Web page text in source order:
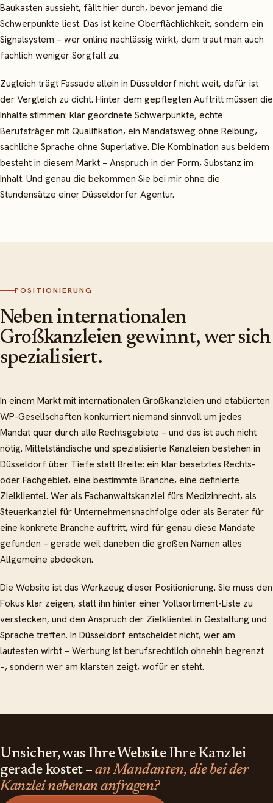
Baukasten aussieht, fällt hier durch, bevor jemand die
Schwerpunkte liest. Das ist keine Oberflächlichkeit, sondern ein
Signalsystem – wer online nachlässig wirkt, dem traut man auch
fachlich weniger Sorgfalt zu.
Zugleich trägt Fassade allein in Düsseldorf nicht weit, dafür ist
der Vergleich zu dicht. Hinter dem gepflegten Auftritt müssen die
Inhalte stimmen: klar geordnete Schwerpunkte, echte
Berufsträger mit Qualifikation, ein Mandatsweg ohne Reibung,
sachliche Sprache ohne Superlative. Die Kombination aus beidem
besteht in diesem Markt – Anspruch in der Form, Substanz im
Inhalt. Und genau die bekommen Sie bei mir ohne die
Stundensätze einer Düsseldorfer Agentur.
POSITIONIERUNG
Neben internationalen
Großkanzleien gewinnt, wer sich
spezialisiert.
In einem Markt mit internationalen Großkanzleien und etablierten
WP-Gesellschaften konkurriert niemand sinnvoll um jedes
Mandat quer durch alle Rechtsgebiete – und das ist auch nicht
nötig. Mittelständische und spezialisierte Kanzleien bestehen in
Düsseldorf über Tiefe statt Breite: ein klar besetztes Rechts-
oder Fachgebiet, eine bestimmte Branche, eine definierte
Zielklientel. Wer als Fachanwaltskanzlei fürs Medizinrecht, als
Steuerkanzlei für Unternehmensnachfolge oder als Berater für
eine konkrete Branche auftritt, wird für genau diese Mandate
gefunden – gerade weil daneben die großen Namen alles
Allgemeine abdecken.
Die Website ist das Werkzeug dieser Positionierung. Sie muss den
Fokus klar zeigen, statt ihn hinter einer Vollsortiment-Liste zu
verstecken, und den Anspruch der Zielklientel in Gestaltung und
Sprache treffen. In Düsseldorf entscheidet nicht, wer am
lautesten wirbt – Werbung ist berufsrechtlich ohnehin begrenzt
–, sondern wer am klarsten zeigt, wofür er steht.
Unsicher, was Ihre Website Ihre Kanzlei
gerade kostet –an Mandanten, die bei der
Kanzlei nebenan anfragen?